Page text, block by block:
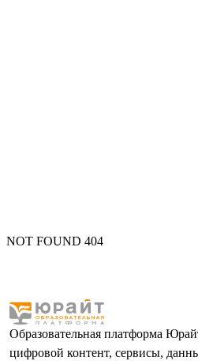
NOT FOUND 404
Образовательная платформа
цифровой контент, сервисы,